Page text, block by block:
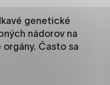
genetické
nádorov na
Často sa